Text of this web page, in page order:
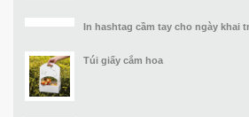
In hashtag cầm tay cho ngày khai
Túi giấy cắm hoa